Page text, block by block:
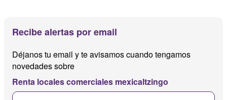
Recibe alertas por email
Déjanos tu email y te avisamos cuando tengamos
novedades sobre
Renta locales comerciales mexicaltzingo